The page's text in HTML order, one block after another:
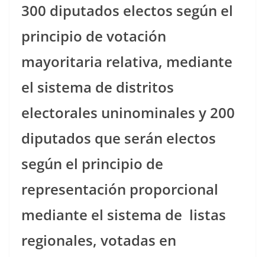
300 diputados electos según el
principio de votación
mayoritaria relativa, mediante
el sistema de distritos
electorales uninominales y 200
diputados que serán electos
según el principio de
representación proporcional
mediante el sistema de listas
regionales, votadas en